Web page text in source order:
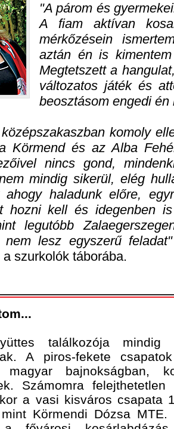
A párom és
A fiam aktívan
mérkőzésein
aztán én is
Megtetszett a
változatos játék és
beosztásom engedi én
komoly
Körmend és az Alba
nincs gond,
mindig sikerül, elég
ahogy haladunk előre,
hozni kell és idegenben
legutóbb
nem lesz egyszerű feladat
szurkolók táborába.
találkozója
A piros-fekete
bajnokságban,
Számomra
a vasi kisváros csapata
Körmendi Dózsa MTE.